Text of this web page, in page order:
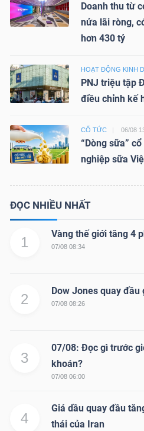
Doanh thu từ
nửa lãi ròng,
hơn 430 tỷ
HOẠT ĐỘNG KINH
PNJ triệu tập
điều chỉnh kế
CỔ TỨC 06/08
“Dòng sữa”
nghiệp sữa
ĐỌC NHIỀU NHẤT
1
Vàng thế giới tăng 4
07/08 08:34
2
Dow Jones quay
07/08 08:26
3
07/08: Đọc gì trước
khoán?
07/08 06:00
4
Giá dầu quay đầu
thái của Iran